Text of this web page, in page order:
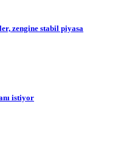
zengine stabil piyasa
istiyor